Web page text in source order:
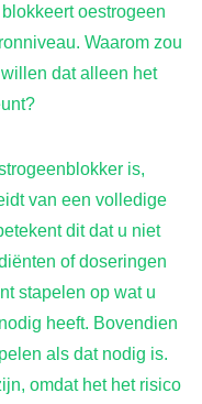
oestrogeen
Waarom zou
dat alleen het
is,
van een volledige
dit dat u niet
of doseringen
stapelen op wat u
heeft. Bovendien
als dat nodig is.
omdat het het risico